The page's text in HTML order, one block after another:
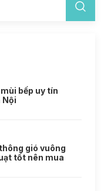
bếp uy tín
Nội
gió vuông
tốt nên mua